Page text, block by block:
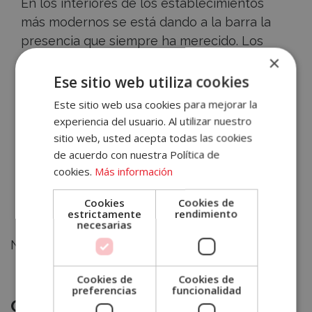
Tu
Cuenta
Email
¿Has olvidado tu contraseña?
más modernos se está dando a la barra la
presencia que siempre ha merecido. Los
nuevos momentos de consumo convertidos
en brunchs, aperitivos, almuerzos y
afterworks piden taburetes y barras en los
que se disfrute de la frugalidad y el
dinamismo, más que de la cantidad y la
tertulia.
Volver atrás
No hay posts relacionados
Recursos
Categorías de Gestión Hostelera
×
Ese sitio web utiliza cookies
Este sitio web usa cookies para mejorar la
experiencia del usuario. Al utilizar nuestro
sitio web, usted acepta todas las cookies
de acuerdo con nuestra Política de
cookies. Más información
Cookies
estrictamente
necesarias
Cookies de
rendimiento
Cookies de
preferencias
Cookies de
funcionalidad